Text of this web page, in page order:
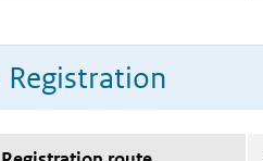
Registration